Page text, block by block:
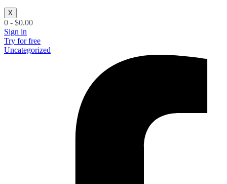
X
0 - $0.00
Sign in
Try for free
Uncategorized